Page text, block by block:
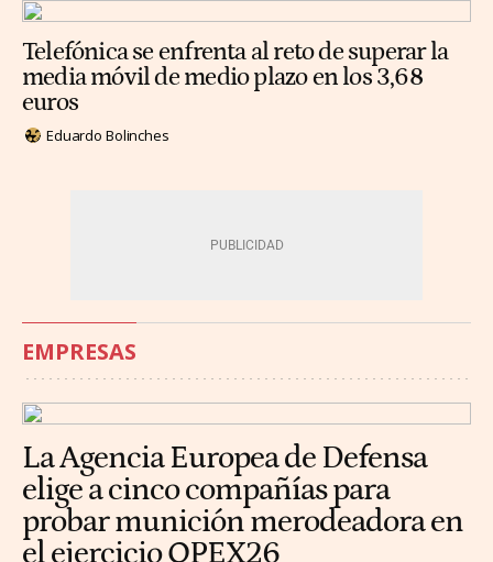
Telefónica se enfrenta al reto de superar la
media móvil de medio plazo en los 3,68
euros
Eduardo Bolinches
EMPRESAS
La Agencia Europea de Defensa
elige a cinco compañías para
probar munición merodeadora en
el ejercicio OPEX26